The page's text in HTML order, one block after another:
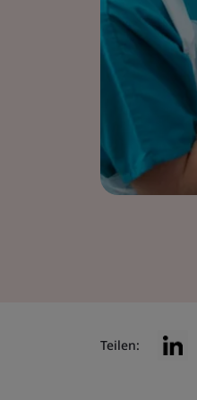
Teilen: